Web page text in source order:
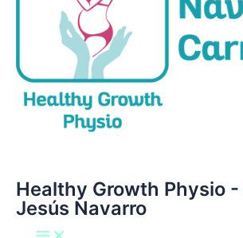
Healthy Growth Physio -
Jesús Navarro